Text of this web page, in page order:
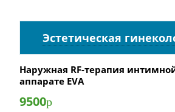
Эстетическая
Наружная RF-терапия
аппарате EVA
9500р